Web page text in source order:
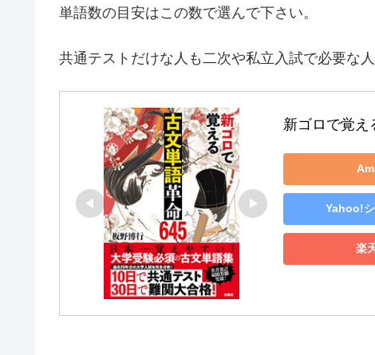
単語数の目安はこの数で選んで下さい。
共通テストだけな人も二次や私立入試で必要な
新ゴロで覚え
Yahoo!
楽